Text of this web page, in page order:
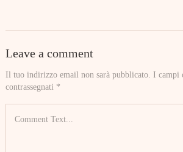
Leave a comment
Il tuo indirizzo email non sarà pubblicato. I campi
contrassegnati *